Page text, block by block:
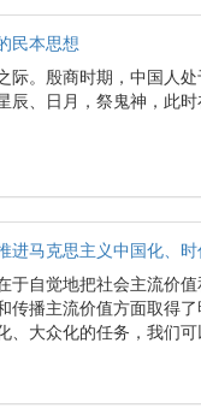
民本思想
际。殷商时期，中国人
辰、日月，祭鬼神，此
进马克思主义中国化、
于自觉地把社会主流价
传播主流价值方面取得
、大众化的任务，我们